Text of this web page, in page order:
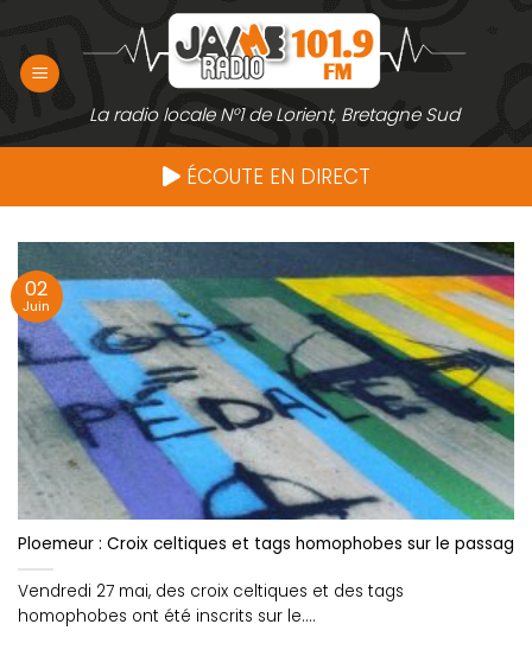
contenu
La radio locale N°1 de Lorient, Bretagne Sud
ÉCOUTE EN DIRECT
Ploemeur : Croix celtiques et tags homophobes sur le
Vendredi 27 mai, des croix celtiques et des tags
homophobes ont été inscrits sur le....
02
Juin